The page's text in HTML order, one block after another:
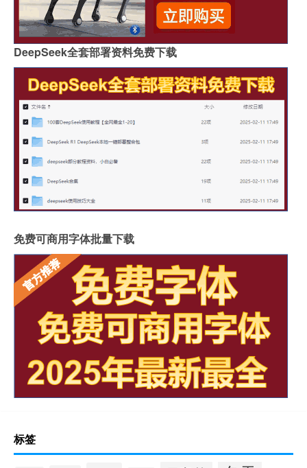
DeepSeek全套部署资料免费下载
免费可商用字体批量下载
标签